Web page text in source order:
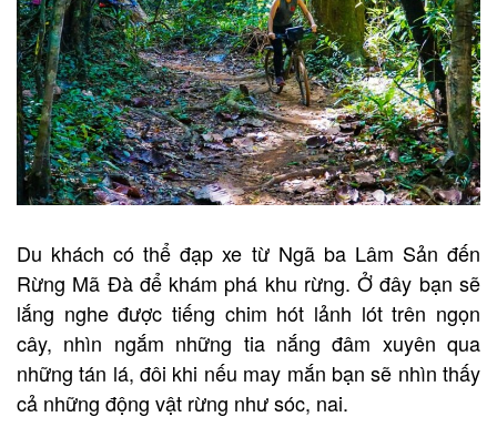
Du khách có thể đạp xe từ Ngã ba Lâm Sản đến
Rừng Mã Đà để khám phá khu rừng. Ở đây bạn sẽ
lắng nghe được tiếng chim hót lảnh lót trên ngọn
cây, nhìn ngắm những tia nắng đâm xuyên qua
những tán lá, đôi khi nếu may mắn bạn sẽ nhìn thấy
cả những động vật rừng như sóc, nai.